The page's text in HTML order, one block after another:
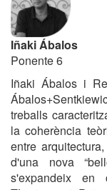
Iñaki Ábalos
Ponente 6
Iñaki Ábalos i
treballs
la coherència
entre
d'una nova
s'expandeix en